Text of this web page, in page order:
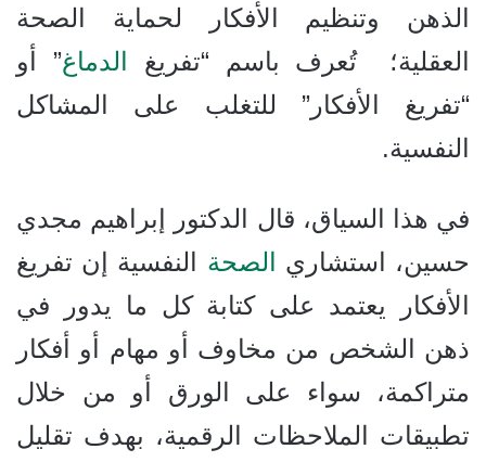
الذهن وتنظيم الأفكار لحماية الصحة
العقلية؛ تُعرف باسم “تفريغ
الدماغ” أو
“تفريغ الأفكار” للتغلب على المشاكل
النفسية.
في هذا السياق، قال الدكتور إبراهيم مجدي
حسين، استشاري
الصحة النفسية إن تفريغ
الأفكار يعتمد على كتابة كل ما يدور في
ذهن الشخص من مخاوف أو مهام أو أفكار
متراكمة، سواء على الورق أو من خلال
تطبيقات الملاحظات الرقمية، بهدف تقليل